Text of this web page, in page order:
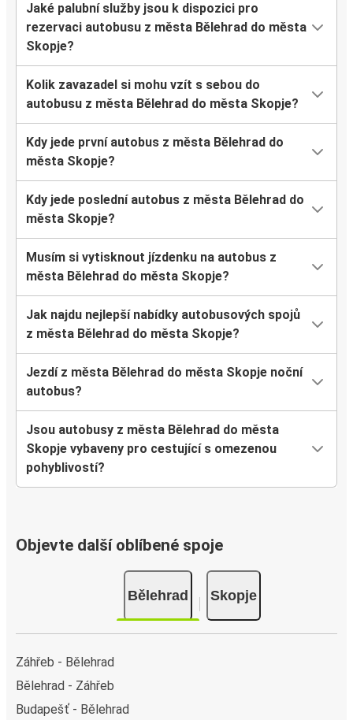
Jaké palubní služby jsou k dispozici pro
rezervaci autobusu z města Bělehrad do města
Skopje?
Kolik zavazadel si mohu vzít s sebou do
autobusu z města Bělehrad do města Skopje?
Kdy jede první autobus z města Bělehrad do
města Skopje?
Kdy jede poslední autobus z města Bělehrad do
města Skopje?
Musím si vytisknout jízdenku na autobus z
města Bělehrad do města Skopje?
Jak najdu nejlepší nabídky autobusových spojů
z města Bělehrad do města Skopje?
Jezdí z města Bělehrad do města Skopje noční
autobus?
Jsou autobusy z města Bělehrad do města
Skopje vybaveny pro cestující s omezenou
pohyblivostí?
Objevte další oblíbené spoje
Bělehrad Skopje
Záhřeb - Bělehrad
Bělehrad - Záhřeb
Budapešť - Bělehrad